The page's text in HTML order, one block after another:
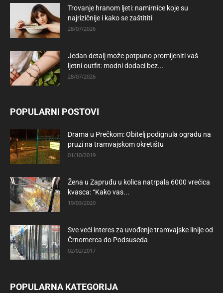
Trovanje hranom ljeti: namirnice koje su
najrizičnije i kako se zaštititi
28/07/2026
Jedan detalj može potpuno promijeniti vaš
ljetni outfit: modni dodaci bez...
28/07/2026
POPULARNI POSTOVI
Drama u Prečkom: Obitelj podignula ogradu na
pruzi na tramvajskom okretištu
01/10/2019
Žena u Zapruđu u kolica natrpala 6000 vrećica
kvasca: “Kako vas...
19/03/2020
Sve veći interes za uvođenje tramvajske linije od
Črnomerca do Podsuseda
02/02/2017
POPULARNA KATEGORIJA